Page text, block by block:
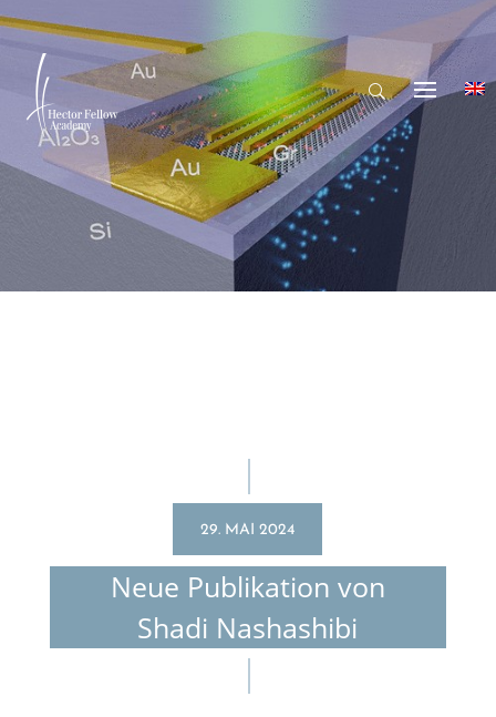
29. MAI 2024
Neue Publi­ka­tion von
Shadi Nashashibi